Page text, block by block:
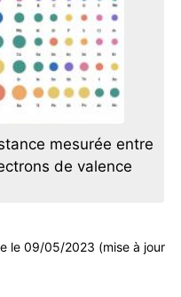
mesurée entre
de valence
le 09/05/2023 (mise à jour